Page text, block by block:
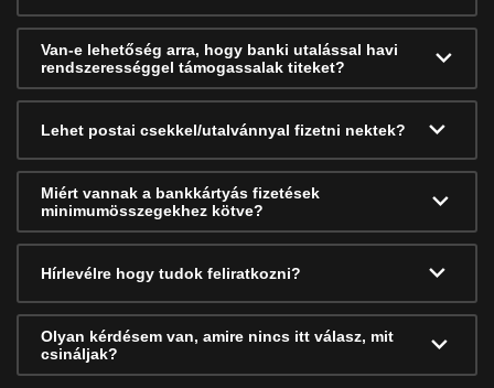
Van-e lehetőség arra, hogy banki utalással havi
rendszerességgel támogassalak titeket?
Lehet postai csekkel/utalvánnyal fizetni nektek?
Miért vannak a bankkártyás fizetések
minimumösszegekhez kötve?
Hírlevélre hogy tudok feliratkozni?
Olyan kérdésem van, amire nincs itt válasz, mit
csináljak?